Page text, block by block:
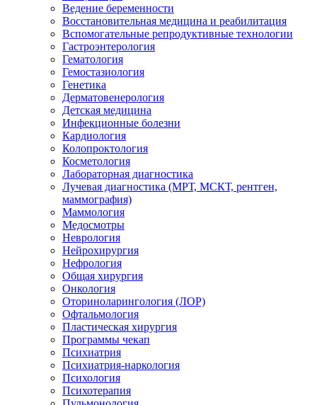
Ведение беременности
Восстановительная медицина и реабилитация
Вспомогательные репродуктивные технологии
Гастроэнтерология
Гематология
Гемостазиология
Генетика
Дерматовенерология
Детская медицина
Инфекционные болезни
Кардиология
Колопроктология
Косметология
Лабораторная диагностика
Лучевая диагностика (МРТ, МСКТ, рентген,
маммография)
Маммология
Медосмотры
Неврология
Нейрохирургия
Нефрология
Общая хирургия
Онкология
Оториноларингология (ЛОР)
Офтальмология
Пластическая хирургия
Программы чекап
Психиатрия
Психиатрия-наркология
Психология
Психотерапия